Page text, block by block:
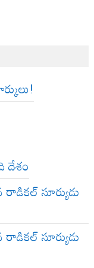
దేశం
సూర్యుడు
సూర్యుడు